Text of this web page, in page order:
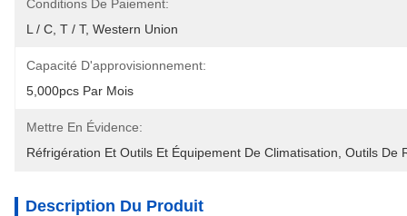
Conditions De Paiement:
L / C, T / T, Western Union
Capacité D'approvisionnement:
5,000pcs Par Mois
Mettre En Évidence:
Réfrigération Et Outils Et Équipement De Climatisation Outils De
Description Du Produit